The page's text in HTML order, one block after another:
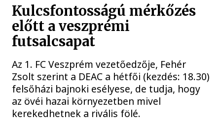
Kulcsfontosságú mérkőzés
előtt a veszprémi
futsalcsapat
Az 1. FC Veszprém vezetőedzője, Fehér
Zsolt szerint a DEAC a hétfői (kezdés: 18.30)
felsőházi bajnoki esélyese, de tudja, hogy
az övéi hazai környezetben mivel
kerekedhetnek a rivális fölé.